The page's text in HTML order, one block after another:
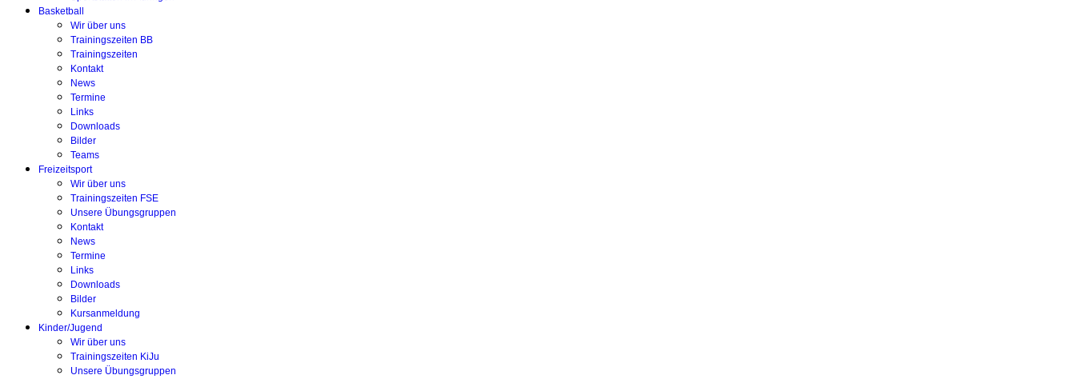
Basketball
Wir über uns
Trainingszeiten BB
Trainingszeiten
Kontakt
News
Termine
Links
Downloads
Bilder
Teams
Freizeitsport
Wir über uns
Trainingszeiten FSE
Unsere Übungsgruppen
Kontakt
News
Termine
Links
Downloads
Bilder
Kursanmeldung
Kinder/Jugend
Wir über uns
Trainingszeiten KiJu
Unsere Übungsgruppen